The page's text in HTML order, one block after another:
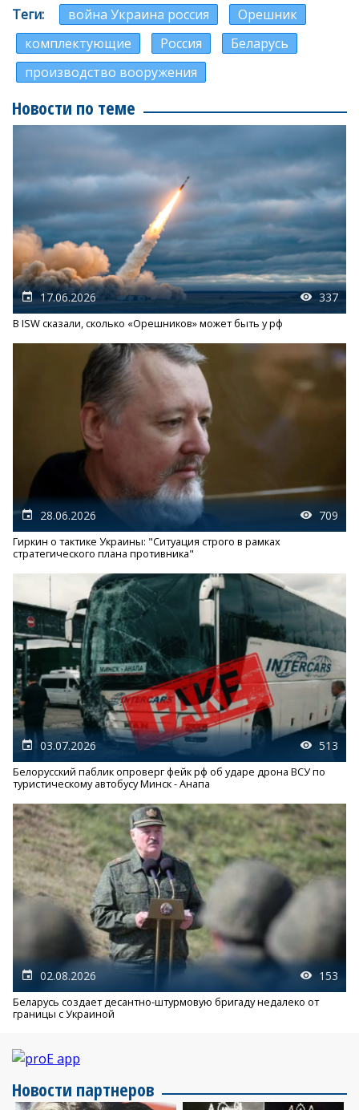
Теги война Украина россия
Орешник
комплектующие
Россия
Беларусь
производство вооружения
Новости по теме
17.06.2026 337
В ISW сказали, сколько «Орешников» может быть у рф
28.06.2026 709
Гиркин о тактике Украины: "Ситуация строго в рамках
стратегического плана противника"
03.07.2026 513
Белорусский паблик опроверг фейк рф об ударе дрона ВСУ по
туристическому автобусу Минск - Анапа
02.08.2026 153
Беларусь создает десантно-штурмовую бригаду недалеко от
границы с Украиной
Новости партнеров